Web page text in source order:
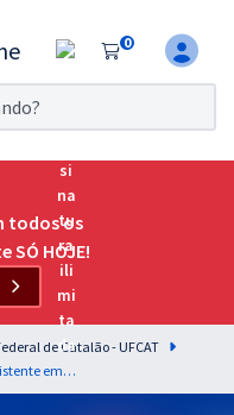
0
da
todos os
SÓ HOJE!
de Catalão - UFCAT
UFCAT - Universidade Federal de Catalão - Assistente em Administração